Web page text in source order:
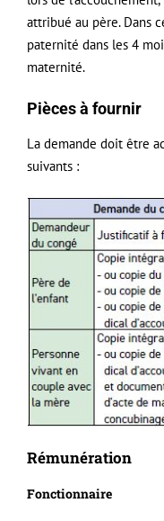
attribué au père. Dans
paternité dans les 4
maternité.
Pièces à fournir
La demande doit être
suivants :
Rémunération
Fonctionnaire